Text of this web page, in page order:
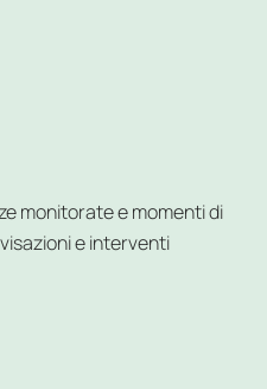
monitorate e momenti di
e interventi